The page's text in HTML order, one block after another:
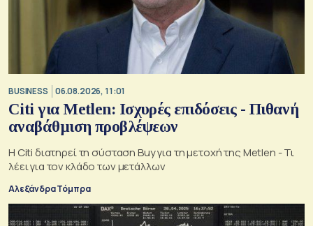
BUSINESS 06.08.2026, 11:01
Citi για Metlen: Ισχυρές επιδόσεις - Πιθανή
αναβάθμιση προβλέψεων
Η Citi διατηρεί τη σύσταση Buy για τη μετοχή της Metlen - Τι
λέει για τον κλάδο των μετάλλων
Αλεξάνδρα Τόμπρα